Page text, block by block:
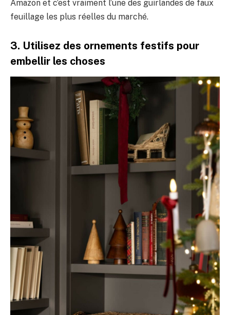
Amazon et c’est vraiment l’une des guirlandes de faux
feuillage les plus réelles du marché.
3. Utilisez des ornements festifs pour
embellir les choses